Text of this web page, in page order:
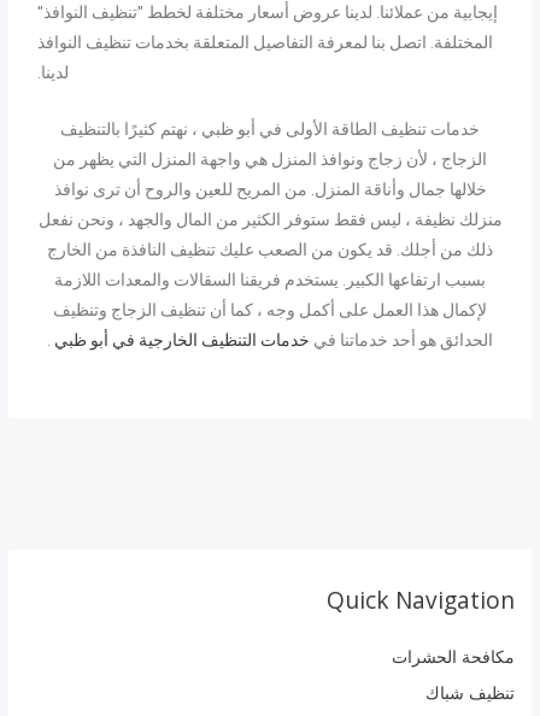
إيجابية من عملائنا. لدينا عروض أسعار مختلفة لخطط "تنظيف النوافذ"
المختلفة. اتصل بنا لمعرفة التفاصيل المتعلقة بخدمات تنظيف النوافذ
لدينا.
خدمات تنظيف الطاقة الأولى في أبو ظبي ، نهتم كثيرًا بالتنظيف
الزجاج ، لأن زجاج ونوافذ المنزل هي واجهة المنزل التي يظهر من
خلالها جمال وأناقة المنزل. من المريح للعين والروح أن ترى نوافذ
منزلك نظيفة ، ليس فقط ستوفر الكثير من المال والجهد ، ونحن نفعل
ذلك من أجلك. قد يكون من الصعب عليك تنظيف النافذة من الخارج
بسبب ارتفاعها الكبير. يستخدم فريقنا السقالات والمعدات اللازمة
لإكمال هذا العمل على أكمل وجه ، كما أن تنظيف الزجاج وتنظيف
الحدائق هو أحد خدماتنا في خدمات التنظيف الخارجية في أبو ظبي
Quick Navigation
مكافحة الحشرات
تنظيف شباك